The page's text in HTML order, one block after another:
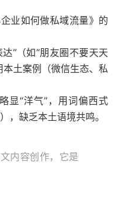
业如何做私域流量》的
”（如“朋友圈不要天天
本土案例（微信生态、私
显“洋气”，用词偏西式
，缺乏本土语境共鸣。
内容创作，它是